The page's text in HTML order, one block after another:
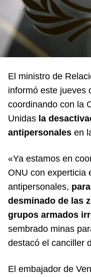
El ministro de
informó este jueves
coordinando con la
Unidas la
antipersonales en
«Ya estamos en
ONU con experticia
antipersonales,
desminado de las
grupos armados
sembrado minas
destacó el canciller
El embajador de